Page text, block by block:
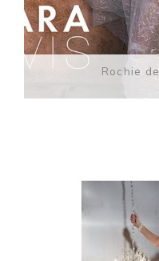
Rochie